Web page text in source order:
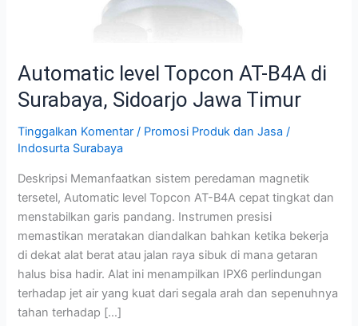
Automatic level Topcon AT-B4A di
Surabaya, Sidoarjo Jawa Timur
Tinggalkan Komentar / Promosi Produk dan Jasa /
Indosurta Surabaya
Deskripsi Memanfaatkan sistem peredaman magnetik
tersetel, Automatic level Topcon AT-B4A cepat tingkat dan
menstabilkan garis pandang. Instrumen presisi
memastikan meratakan diandalkan bahkan ketika bekerja
di dekat alat berat atau jalan raya sibuk di mana getaran
halus bisa hadir. Alat ini menampilkan IPX6 perlindungan
terhadap jet air yang kuat dari segala arah dan sepenuhnya
tahan terhadap […]